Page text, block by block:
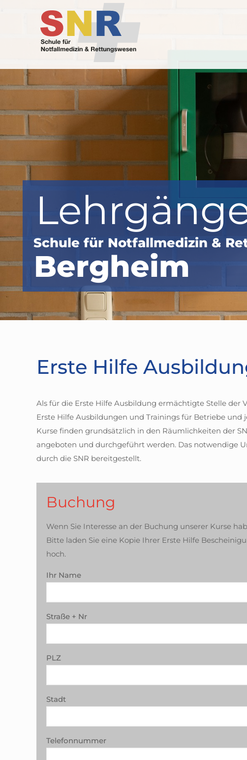
Schule für Notfallmedizin &
Bergheim
Erste Hilfe
Als für die Erste Hilfe Ausbildung ermächtigte Stelle der
Erste Hilfe Ausbildungen und Trainings für Betriebe und
Kurse finden grundsätzlich in den Räumlichkeiten der
angeboten und durchgeführt werden. Das notwendige
durch die SNR bereitgestellt.
Buchung
Wenn Sie Interesse an der Buchung unserer Kurse
Bitte laden Sie eine Kopie Ihrer Erste Hilfe
hoch.
Ihr Name
Straße + Nr
PLZ
Stadt
Telefonnummer